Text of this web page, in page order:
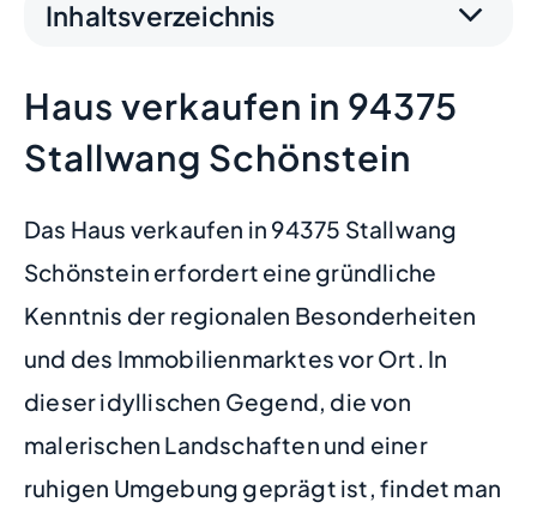
Inhaltsverzeichnis
Haus verkaufen in 94375
Stallwang Schönstein
Das Haus verkaufen in 94375 Stallwang
Schönstein erfordert eine gründliche
Kenntnis der regionalen Besonderheiten
und des Immobilienmarktes vor Ort. In
dieser idyllischen Gegend, die von
malerischen Landschaften und einer
ruhigen Umgebung geprägt ist, findet man